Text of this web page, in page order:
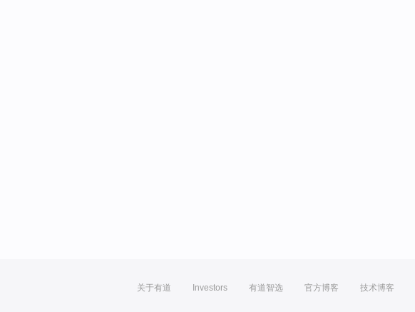
关于有道 Investors 有道智选 官方博客 技术博客